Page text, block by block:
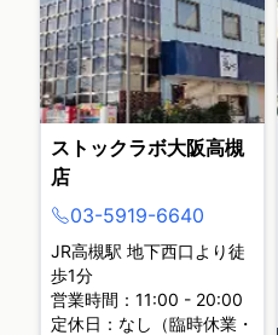
ストックラボ大阪高槻
店
03-5919-6640
JR高槻駅 地下西口より徒
歩1分
営業時間：11:00 - 20:00
定休日：なし（臨時休業・